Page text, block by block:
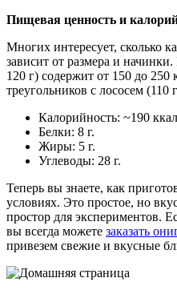
Пищевая ценность и
Многих интересует, сколько
зависит от размера и
120 г) содержит от 150 до
треугольников с лососем (110
Калорийность: ~190
Белки: 8 г.
Жиры: 5 г.
Углеводы: 28 г.
Теперь вы знаете, как
условиях. Это простое, но
простор для экспериментов.
вы всегда можете заказать
привезем свежие и вкусные